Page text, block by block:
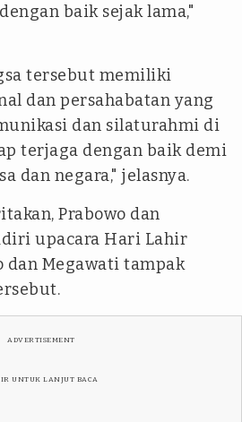
baik sejak lama,"
tersebut memiliki
dan persahabatan yang
dan silaturahmi di
terjaga dengan baik demi
dan negara," jelasnya.
Prabowo dan
upacara Hari Lahir
dan Megawati tampak
ADVERTISEMENT
UNTUK LANJUT BACA